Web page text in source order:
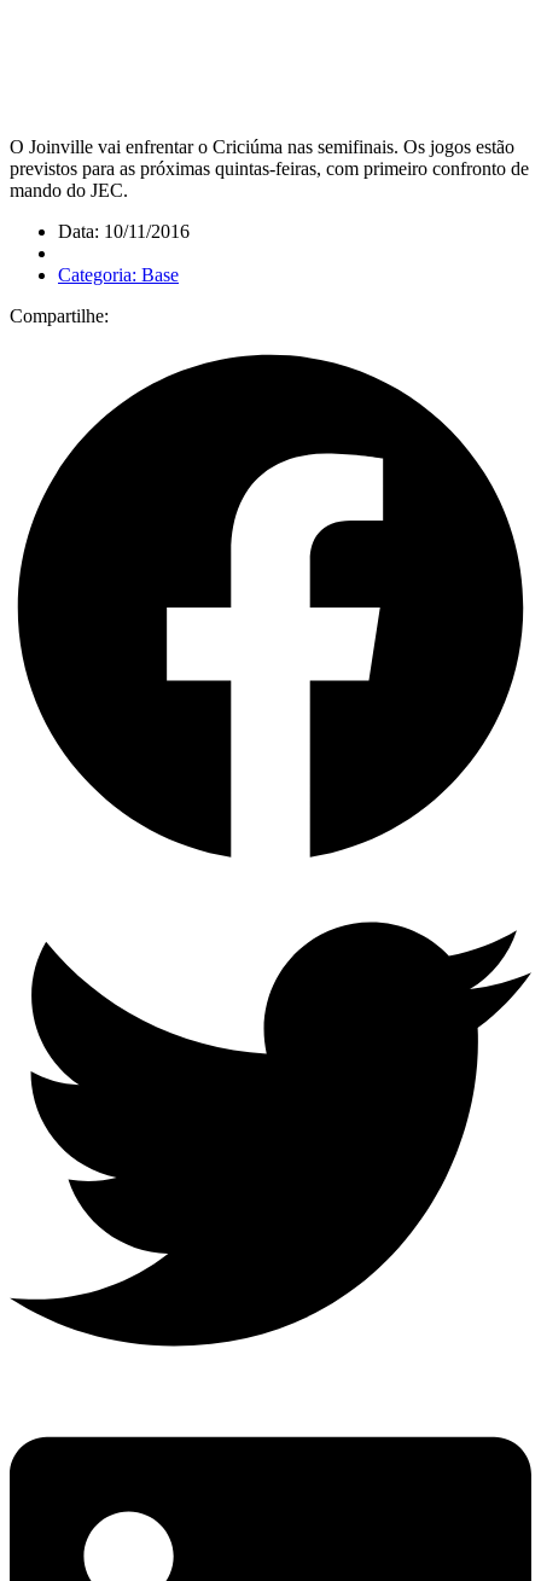
O Joinville vai enfrentar o Criciúma nas semifinais. Os jogos estão
previstos para as próximas quintas-feiras, com primeiro confronto de
mando do JEC.
Data: 10/11/2016
Categoria: Base
Compartilhe: